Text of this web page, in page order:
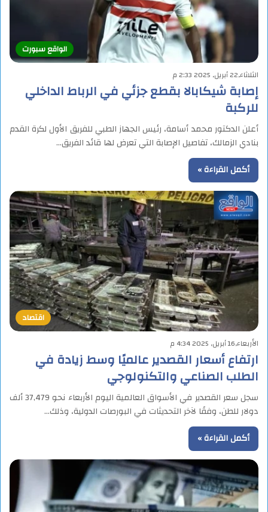
الواقع سبورت
الثلاثاء,22 أبريل, 2025 2:33 م
إصابة شيكابالا بقطع جزئي في الرباط الداخلي
للركبة
أعلن الدكتور محمد أسامة، رئيس الجهاز الطبي للفريق الأول لكرة القدم
بنادي الزمالك، تفاصيل الإصابة التي تعرض لها قائد الفريق…
أكمل القراءة »
اقتصاد
الأربعاء,16 أبريل, 2025 4:34 م
ارتفاع أسعار القصدير عالميًا وسط زيادة في
الطلب الصناعي والتكنولوجي
سجل سعر القصدير في الأسواق العالمية اليوم الأربعاء نحو 37,479 ألف
دولار للطن، وفقًا لآخر التحديثات في البورصات الدولية، وذلك…
أكمل القراءة »